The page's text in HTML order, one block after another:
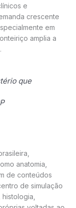
e
crescente
em
amplia a
que
anatomia,
de conteúdos
de simulação